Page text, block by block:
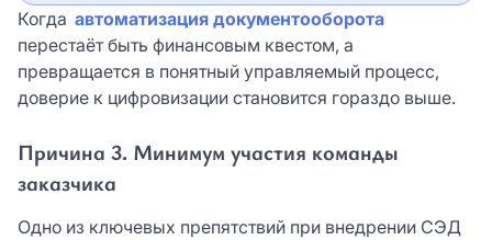
Когда автоматизация документооборота
перестаёт быть финансовым квестом, а
превращается в понятный управляемый процесс,
доверие к цифровизации становится гораздо выше.
Причина 3. Минимум участия команды
заказчика
Одно из ключевых препятствий при внедрении СЭД